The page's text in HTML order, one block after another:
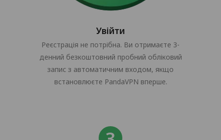
Увійти
Реєстрація не потрібна. Ви отримаєте 3-
денний безкоштовний пробний обліковий
запис з автоматичним входом, якщо
встановлюєте PandaVPN вперше.